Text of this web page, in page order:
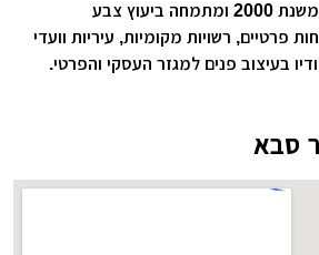
סטודיו מישל הולץ פועל משנת 2000 ומתמחה ביעוץ צבע
פרטיים, רשויות מקומיות, עיריות וועדי
בעיצוב פנים למגזר העסקי והפרטי.